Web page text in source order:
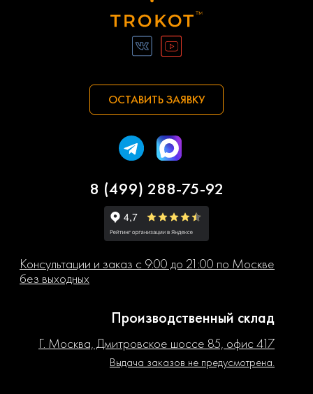
ОСТАВИТЬ ЗАЯВКУ
8 (499) 288-75-92
Консультации и заказ с 9:00 до 21:00 по Москве
без выходных
Производственный склад
Г. Москва, Дмитровское шоссе 85, офис 417
Выдача заказов не предусмотрена.